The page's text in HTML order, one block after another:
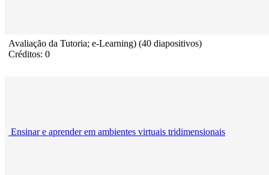
Avaliação da Tutoria; e-Learning) (40 diapositivos)
Créditos: 0
Ensinar e aprender em ambientes virtuais tridimensionais